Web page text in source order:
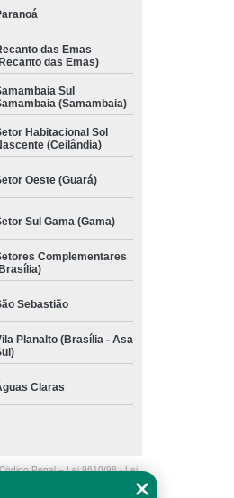
das Emas
das Emas)
Sul
(Samambaia)
Habitacional Sol
(Ceilândia)
Oeste (Guará)
Sul Gama (Gama)
Complementares
Sebastião
Planalto (Brasília - Asa
Claras
Penal –Lei 9610/98 - Lei